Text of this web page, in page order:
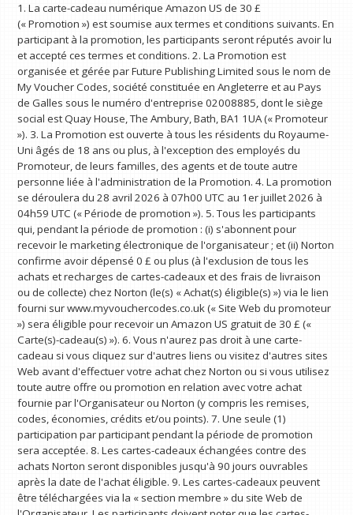
1. La carte-cadeau numérique Amazon US de 30 £
(« Promotion ») est soumise aux termes et conditions suivants. En
participant à la promotion, les participants seront réputés avoir lu
et accepté ces termes et conditions. 2. La Promotion est
organisée et gérée par Future Publishing Limited sous le nom de
My Voucher Codes, société constituée en Angleterre et au Pays
de Galles sous le numéro d'entreprise 02008885, dont le siège
social est Quay House, The Ambury, Bath, BA1 1UA (« Promoteur
»). 3. La Promotion est ouverte à tous les résidents du Royaume-
Uni âgés de 18 ans ou plus, à l'exception des employés du
Promoteur, de leurs familles, des agents et de toute autre
personne liée à l'administration de la Promotion. 4. La promotion
se déroulera du 28 avril 2026 à 07h00 UTC au 1er juillet 2026 à
04h59 UTC (« Période de promotion »). 5. Tous les participants
qui, pendant la période de promotion : (i) s'abonnent pour
recevoir le marketing électronique de l'organisateur ; et (ii) Norton
confirme avoir dépensé 0 £ ou plus (à l'exclusion de tous les
achats et recharges de cartes-cadeaux et des frais de livraison
ou de collecte) chez Norton (le(s) « Achat(s) éligible(s) ») via le lien
fourni sur www.myvouchercodes.co.uk (« Site Web du promoteur
») sera éligible pour recevoir un Amazon US gratuit de 30 £ («
Carte(s)-cadeau(s) »). 6. Vous n'aurez pas droit à une carte-
cadeau si vous cliquez sur d'autres liens ou visitez d'autres sites
Web avant d'effectuer votre achat chez Norton ou si vous utilisez
toute autre offre ou promotion en relation avec votre achat
fournie par l'Organisateur ou Norton (y compris les remises,
codes, économies, crédits et/ou points). 7. Une seule (1)
participation par participant pendant la période de promotion
sera acceptée. 8. Les cartes-cadeaux échangées contre des
achats Norton seront disponibles jusqu'à 90 jours ouvrables
après la date de l'achat éligible. 9. Les cartes-cadeaux peuvent
être téléchargées via la « section membre » du site Web de